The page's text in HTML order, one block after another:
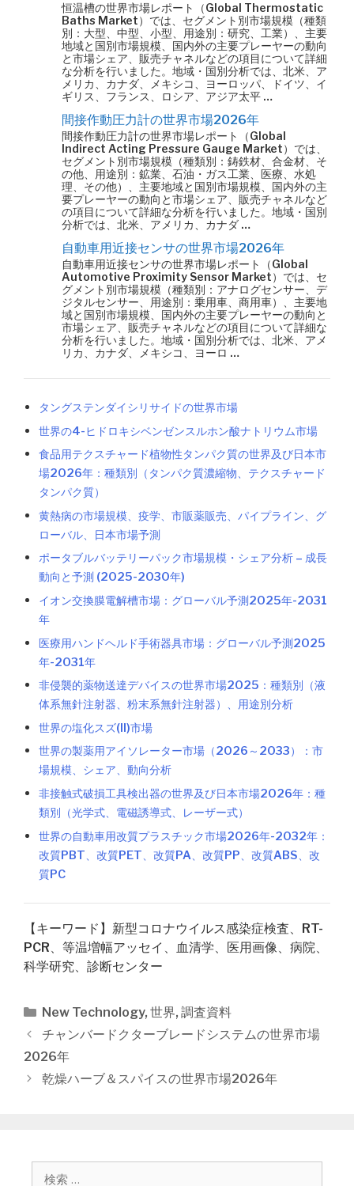
恒温槽の世界市場レポート（Global Thermostatic
Baths Market）では、セグメント別市場規模（種類
別：大型、中型、小型、用途別：研究、工業）、主要
地域と国別市場規模、国内外の主要プレーヤーの動向
と市場シェア、販売チャネルなどの項目について詳細
な分析を行いました。地域・国別分析では、北米、ア
メリカ、カナダ、メキシコ、ヨーロッパ、ドイツ、イ
ギリス、フランス、ロシア、アジア太平 …
間接作動圧力計の世界市場2026年
間接作動圧力計の世界市場レポート（Global
Indirect Acting Pressure Gauge Market）では、
セグメント別市場規模（種類別：鋳鉄材、合金材、そ
の他、用途別：鉱業、石油・ガス工業、医療、水処
理、その他）、主要地域と国別市場規模、国内外の主
要プレーヤーの動向と市場シェア、販売チャネルなど
の項目について詳細な分析を行いました。地域・国別
分析では、北米、アメリカ、カナダ …
自動車用近接センサの世界市場2026年
自動車用近接センサの世界市場レポート（Global
Automotive Proximity Sensor Market）では、セ
グメント別市場規模（種類別：アナログセンサー、デ
ジタルセンサー、用途別：乗用車、商用車）、主要地
域と国別市場規模、国内外の主要プレーヤーの動向と
市場シェア、販売チャネルなどの項目について詳細な
分析を行いました。地域・国別分析では、北米、アメ
リカ、カナダ、メキシコ、ヨーロ …
タングステンダイシリサイドの世界市場
世界の4-ヒドロキシベンゼンスルホン酸ナトリウム市場
食品用テクスチャード植物性タンパク質の世界及び日本市
場2026年：種類別（タンパク質濃縮物、テクスチャード
タンパク質）
黄熱病の市場規模、疫学、市販薬販売、パイプライン、グ
ローバル、日本市場予測
ポータブルバッテリーパック市場規模・シェア分析 – 成長
動向と予測 (2025-2030年)
イオン交換膜電解槽市場：グローバル予測2025年-2031
年
医療用ハンドヘルド手術器具市場：グローバル予測2025
年-2031年
非侵襲的薬物送達デバイスの世界市場2025：種類別（液
体系無針注射器、粉末系無針注射器）、用途別分析
世界の塩化スズ(II)市場
世界の製薬用アイソレーター市場（2026～2033）：市
場規模、シェア、動向分析
非接触式破損工具検出器の世界及び日本市場2026年：種
類別（光学式、電磁誘導式、レーザー式）
世界の自動車用改質プラスチック市場2026年-2032年：
改質PBT、改質PET、改質PA、改質PP、改質ABS、改
質PC
【キーワード】新型コロナウイルス感染症検査、RT-
PCR、等温増幅アッセイ、血清学、医用画像、病院、
科学研究、診断センター
カ
テ
ゴ
ー
New Technology, 世界, 調査資料
投
稿
ョ
チャンバードクターブレードシステムの世界市場
2026年
乾燥ハーブ＆スパイスの世界市場2026年